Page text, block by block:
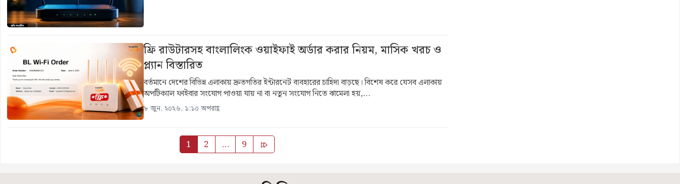
ফ্রি রাউটারসহ বাংলালিংক ওয়াইফাই অর্ডার করার নিয়ম, মাসিক খরচ ও
প্ল্যান বিস্তারিত
বর্তমানে দেশের বিভিন্ন এলাকায় দ্রুতগতির ইন্টারনেট ব্যবহারের চাহিদা বাড়ছে। বিশেষ করে যেসব এলাকায়
অপটিক্যাল ফাইবার সংযোগ পাওয়া যায় না বা নতুন সংযোগ নিতে ঝামেলা হয়,...
৮ জুন, ২০২৬, ১:১০ অপরাহ্ণ
Posts
1 2 … 9